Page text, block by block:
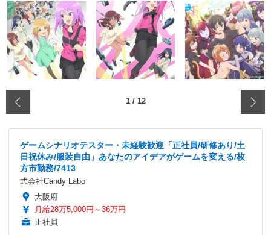
1/ 12
ゲームシナリオテスター・未経験歓迎「正社員/研修あり/土
日祝休み/服装自由」あなたのアイデアがゲームを変える/枚
方市勤務/7413
式会社Candy Labo
大阪府
月給28万5,000円～36万円
正社員